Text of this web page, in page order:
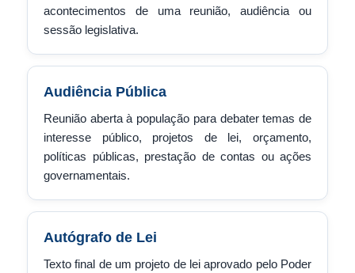
acontecimentos de uma reunião, audiência ou
sessão legislativa.
Audiência Pública
Reunião aberta à população para debater temas de
interesse público, projetos de lei, orçamento,
políticas públicas, prestação de contas ou ações
governamentais.
Autógrafo de Lei
Texto final de um projeto de lei aprovado pelo Poder